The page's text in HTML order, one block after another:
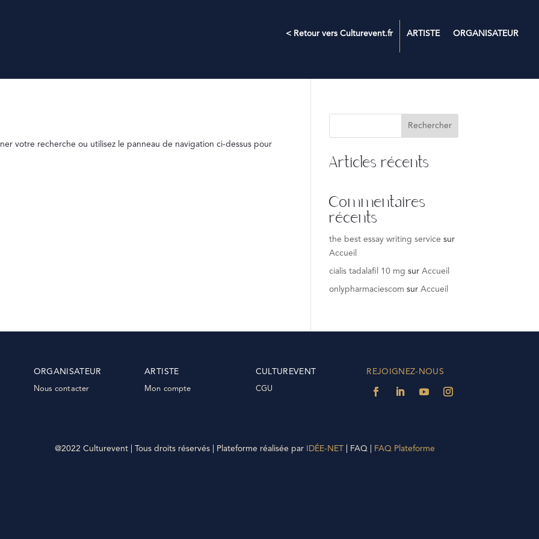
< Retour vers Culturevent.fr ARTISTE ORGANISATEUR
votre recherche ou utilisez le panneau de navigation ci-dessus pour
Rechercher
Articles récents
Commentaires
récents
the best essay writing service sur
Accueil
cialis tadalafil 10 mg sur Accueil
onlypharmaciescom sur Accueil
ORGANISATEUR
Nous contacter
ARTISTE
Mon compte
CULTUREVENT
CGU
REJOIGNEZ-NOUS
@2022 Culturevent | Tous droits réservés | Plateforme réalisée par IDÉE-NET FAQ | FAQ Plateforme